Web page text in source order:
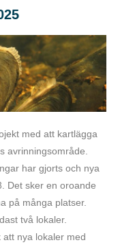
med att kartlägga
avrinningsområde.
har gjorts och nya
Det sker en oroande
på många platser.
två lokaler.
nya lokaler med